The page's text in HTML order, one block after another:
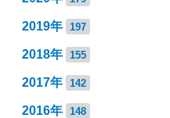
2019年 197
2018年 155
2017年 142
2016年 148